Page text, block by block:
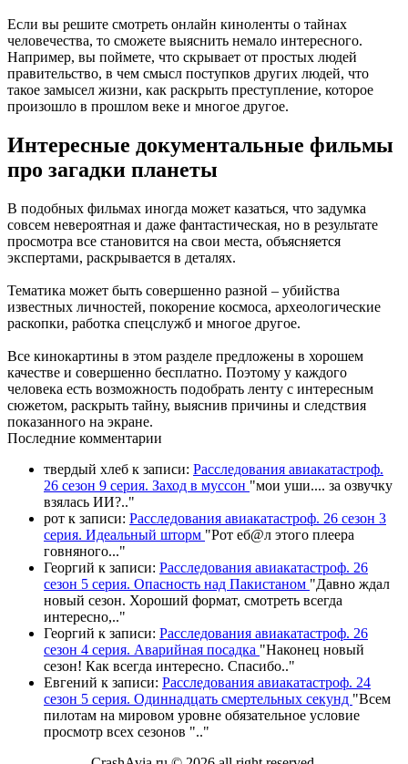
Если вы решите смотреть онлайн киноленты о тайнах
человечества, то сможете выяснить немало интересного.
Например, вы поймете, что скрывает от простых людей
правительство, в чем смысл поступков других людей, что
такое замысел жизни, как раскрыть преступление, которое
произошло в прошлом веке и многое другое.
Интересные документальные фильмы
про загадки планеты
В подобных фильмах иногда может казаться, что задумка
совсем невероятная и даже фантастическая, но в результате
просмотра все становится на свои места, объясняется
экспертами, раскрывается в деталях.
Тематика может быть совершенно разной – убийства
известных личностей, покорение космоса, археологические
раскопки, работка спецслужб и многое другое.
Все кинокартины в этом разделе предложены в хорошем
качестве и совершенно бесплатно. Поэтому у каждого
человека есть возможность подобрать ленту с интересным
сюжетом, раскрыть тайну, выяснив причины и следствия
показанного на экране.
Последние комментарии
твердый хлеб к записи: Расследования авиакатастроф.
26 сезон 9 серия. Заход в муссон "мои уши.... за озвучку
взялась ИИ?.."
рот к записи: Расследования авиакатастроф. 26 сезон 3
серия. Идеальный шторм "Рот еб@л этого плеера
говняного..."
Георгий к записи: Расследования авиакатастроф. 26
сезон 5 серия. Опасность над Пакистаном "Давно ждал
новый сезон. Хороший формат, смотреть всегда
интересно,.."
Георгий к записи: Расследования авиакатастроф. 26
сезон 4 серия. Аварийная посадка "Наконец новый
сезон! Как всегда интересно. Спасибо.."
Евгений к записи: Расследования авиакатастроф. 24
сезон 5 серия. Одиннадцать смертельных секунд "Всем
пилотам на мировом уровне обязательное условие
просмотр всех сезонов ".."